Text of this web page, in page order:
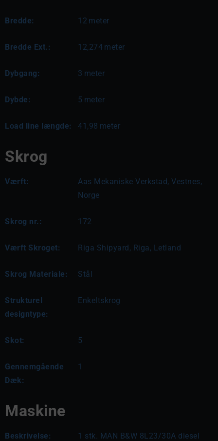
Bredde: 12 meter
Bredde Ext.: 12,274 meter
Dybgang: 3 meter
Dybde: 5 meter
Load line længde: 41,98 meter
Skrog
Værft:
Aas Mekaniske Verkstad, Vestnes,
Norge
Skrog nr.: 172
Værft Skroget: Riga Shipyard, Riga, Letland
Skrog Materiale: Stål
Strukturel
designtype:
Enkeltskrog
Skot: 5
Gennemgående
Dæk:
1
Maskine
Beskrivelse:
1 stk. MAN B&W 8L23/30A diesel